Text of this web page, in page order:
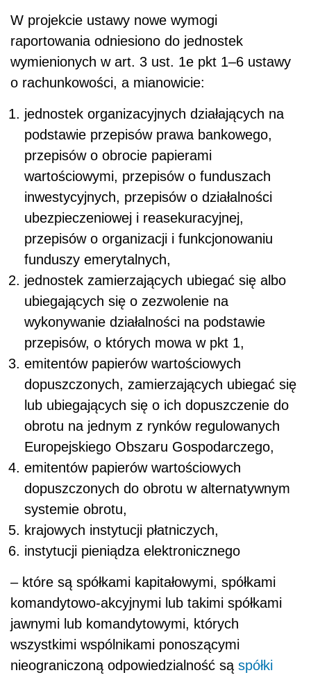
W projekcie ustawy nowe wymogi
raportowania odniesiono do jednostek
wymienionych w art. 3 ust. 1e pkt 1–6 ustawy
o rachunkowości, a mianowicie:
jednostek organizacyjnych działających na
podstawie przepisów prawa bankowego,
przepisów o obrocie papierami
wartościowymi, przepisów o funduszach
inwestycyjnych, przepisów o działalności
ubezpieczeniowej i reasekuracyjnej,
przepisów o organizacji i funkcjonowaniu
funduszy emerytalnych,
jednostek zamierzających ubiegać się albo
ubiegających się o zezwolenie na
wykonywanie działalności na podstawie
przepisów, o których mowa w pkt 1,
emitentów papierów wartościowych
dopuszczonych, zamierzających ubiegać się
lub ubiegających się o ich dopuszczenie do
obrotu na jednym z rynków regulowanych
Europejskiego Obszaru Gospodarczego,
emitentów papierów wartościowych
dopuszczonych do obrotu w alternatywnym
systemie obrotu,
krajowych instytucji płatniczych,
instytucji pieniądza elektronicznego
– które są spółkami kapitałowymi, spółkami
komandytowo-akcyjnymi lub takimi spółkami
jawnymi lub komandytowymi, których
wszystkimi wspólnikami ponoszącymi
nieograniczoną odpowiedzialność są spółki